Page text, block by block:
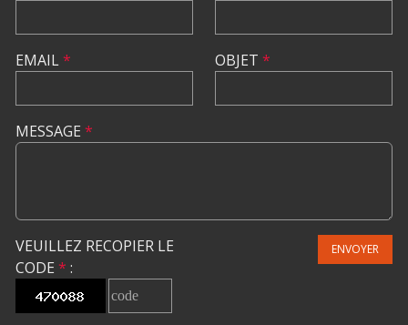
EMAIL* OBJET *
MESSAGE *
VEUILLEZ RECOPIER LE
CODE * :
ENVOYER